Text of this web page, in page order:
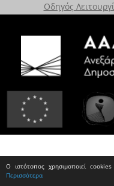
Ο ιστότοπος χρησιμοποιεί
Περισσότερα
Οδηγός